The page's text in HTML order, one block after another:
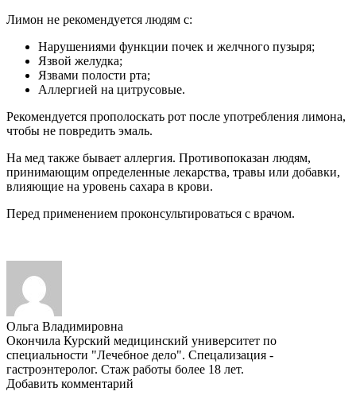
Лимон не рекомендуется людям с:
Нарушениями функции почек и желчного пузыря;
Язвой желудка;
Язвами полости рта;
Аллергией на цитрусовые.
Рекомендуется прополоскать рот после употребления лимона,
чтобы не повредить эмаль.
На мед также бывает аллергия. Противопоказан людям,
принимающим определенные лекарства, травы или добавки,
влияющие на уровень сахара в крови.
Перед применением проконсультироваться с врачом.
Ольга Владимировна
Окончила Курский медицинский университет по
специальности "Лечебное дело". Спецализация -
гастроэнтеролог. Стаж работы более 18 лет.
Добавить комментарий